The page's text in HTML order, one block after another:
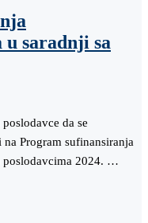
u saradnji sa
da se
Program sufinansiranja
poslodavcima 2024. …